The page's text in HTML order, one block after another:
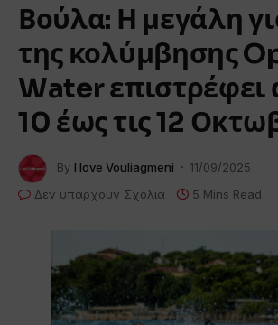
Βούλα: Η μεγάλη
της κολύμβησης
Water επιστρέφει
10 έως τις 12
By I love Vouliagmeni
11/09/2025
Δεν υπάρχουν Σχόλια
5 Mins Read